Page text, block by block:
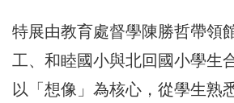
特展由教育處督學陳勝哲帶領
工、和睦國小與北回國小學生
以「想像」為核心，從學生熟